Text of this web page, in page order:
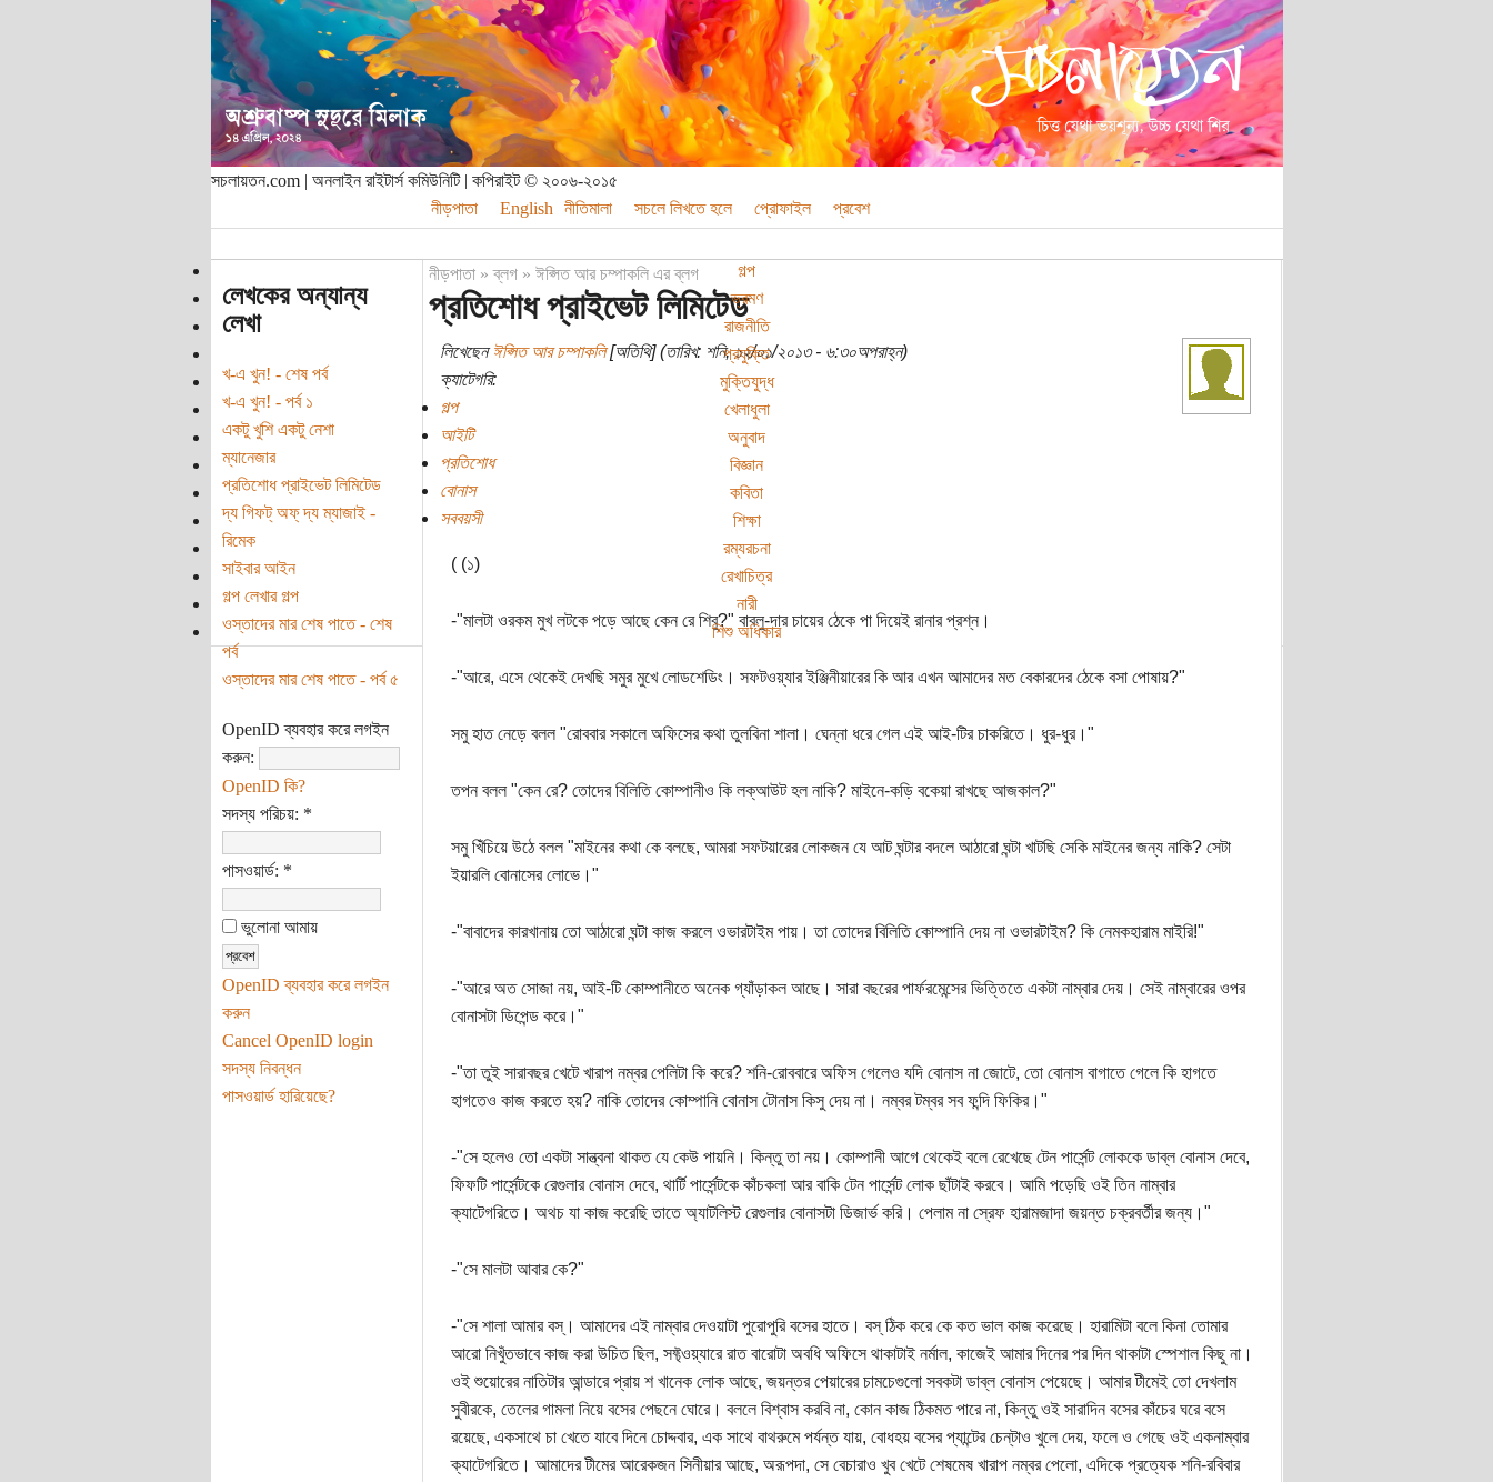
সচলায়তন.com | অনলাইন রাইটার্স কমিউনিটি | কপিরাইট © ২০০৬-২০১৫
নীড়পাতা
English নীতিমালা সচলে লিখতে হলে প্রোফাইল প্রবেশ
গল্প
ভ্রমণ
রাজনীতি
প্রযুক্তি
মুক্তিযুদ্ধ
খেলাধুলা
অনুবাদ
বিজ্ঞান
কবিতা
শিক্ষা
রম্যরচনা
রেখাচিত্র
নারী
শিশু অধিকার
লেখকের অন্যান্য
লেখা
খ-এ খুন! - শেষ পর্ব
খ-এ খুন! - পর্ব ১
একটু খুশি একটু নেশা
ম্যানেজার
প্রতিশোধ প্রাইভেট লিমিটেড
দ্য গিফট্‌ অফ্‌ দ্য ম্যাজাই -
রিমেক
সাইবার আইন
গল্প লেখার গল্প
ওস্তাদের মার শেষ পাতে - শেষ
পর্ব
ওস্তাদের মার শেষ পাতে - পর্ব ৫
OpenID ব্যবহার করে লগইন
করুন:
OpenID কি?
সদস্য পরিচয়: *
পাসওয়ার্ড: *
ভুলোনা আমায়
OpenID ব্যবহার করে লগইন
করুন
Cancel OpenID login
সদস্য নিবন্ধন
পাসওয়ার্ড হারিয়েছে?
নীড়পাতা»ব্লগ» ঈপ্সিত আর চম্পাকলি এর ব্লগ
প্রতিশোধ প্রাইভেট লিমিটেড
লিখেছেনঈপ্সিত আর চম্পাকলি[অতিথি] (তারিখ: শনি, ১২/০১/২০১৩ - ৬:৩০অপরাহ্ন)
ক্যাটেগরি:
গল্প
আইটি
প্রতিশোধ
বোনাস
সববয়সী
( (১)
-"মালটা ওরকম মুখ লটকে পড়ে আছে কেন রে শিবু?" বাবলু-দার চায়ের ঠেকে পা দিয়েই রানার প্রশ্ন।
-"আরে, এসে থেকেই দেখছি সমুর মুখে লোডশেডিং। সফটওয়্যার ইঞ্জিনীয়ারের কি আর এখন আমাদের মত বেকারদের ঠেকে বসা পোষায়?"
সমু হাত নেড়ে বলল "রোববার সকালে অফিসের কথা তুলবিনা শালা। ঘেন্না ধরে গেল এই আই-টির চাকরিতে। ধুর-ধুর।"
তপন বলল "কেন রে? তোদের বিলিতি কোম্পানীও কি লক্‌আউট হল নাকি? মাইনে-কড়ি বকেয়া রাখছে আজকাল?"
সমু খিঁচিয়ে উঠে বলল "মাইনের কথা কে বলছে, আমরা সফটয়ারের লোকজন যে আট ঘন্টার বদলে আঠারো ঘন্টা খাটছি সেকি মাইনের জন্য নাকি? সেটা
ইয়ারলি বোনাসের লোভে।"
-"বাবাদের কারখানায় তো আঠারো ঘন্টা কাজ করলে ওভারটাইম পায়। তা তোদের বিলিতি কোম্পানি দেয় না ওভারটাইম? কি নেমকহারাম মাইরি!"
-"আরে অত সোজা নয়, আই-টি কোম্পানীতে অনেক গ্যাঁড়াকল আছে। সারা বছরের পার্ফরমেন্সের ভিত্তিতে একটা নাম্বার দেয়। সেই নাম্বারের ওপর
বোনাসটা ডিপেন্ড করে।"
-"তা তুই সারাবছর খেটে খারাপ নম্বর পেলিটা কি করে? শনি-রোববারে অফিস গেলেও যদি বোনাস না জোটে, তো বোনাস বাগাতে গেলে কি হাগতে
হাগতেও কাজ করতে হয়? নাকি তোদের কোম্পানি বোনাস টোনাস কিসু দেয় না। নম্বর টম্বর সব ফন্দি ফিকির।"
-"সে হলেও তো একটা সান্ত্বনা থাকত যে কেউ পায়নি। কিন্তু তা নয়। কোম্পানী আগে থেকেই বলে রেখেছে টেন পার্সেন্ট লোককে ডাব্‌ল বোনাস দেবে,
ফিফটি পার্সেন্টকে রেগুলার বোনাস দেবে, থার্টি পার্সেন্টকে কাঁচকলা আর বাকি টেন পার্সেন্ট লোক ছাঁটাই করবে। আমি পড়েছি ওই তিন নাম্বার
ক্যাটেগরিতে। অথচ যা কাজ করেছি তাতে অ্যাটলিস্ট রেগুলার বোনাসটা ডিজার্ভ করি। পেলাম না স্রেফ হারামজাদা জয়ন্ত চক্রবর্তীর জন্য।"
-"সে মালটা আবার কে?"
-"সে শালা আমার বস্‌। আমাদের এই নাম্বার দেওয়াটা পুরোপুরি বসের হাতে। বস্‌ ঠিক করে কে কত ভাল কাজ করেছে। হারামিটা বলে কিনা তোমার
আরো নিখুঁতভাবে কাজ করা উচিত ছিল, সফ্ট্ওয়্যারে রাত বারোটা অবধি অফিসে থাকাটাই নর্মাল, কাজেই আমার দিনের পর দিন থাকাটা স্পেশাল কিছু না।
ওই শুয়োরের নাতিটার আন্ডারে প্রায় শ খানেক লোক আছে, জয়ন্তর পেয়ারের চামচেগুলো সবকটা ডাব্‌ল বোনাস পেয়েছে। আমার টীমেই তো দেখলাম
সুবীরকে, তেলের গামলা নিয়ে বসের পেছনে ঘোরে। বললে বিশ্বাস করবি না, কোন কাজ ঠিকমত পারে না, কিন্তু ওই সারাদিন বসের কাঁচের ঘরে বসে
রয়েছে, একসাথে চা খেতে যাবে দিনে চোদ্দবার, এক সাথে বাথরুমে পর্যন্ত যায়, বোধহয় বসের প্যান্টের চেন্‌টাও খুলে দেয়, ফলে ও গেছে ওই একনাম্বার
ক্যাটেগরিতে। আমাদের টীমের আরেকজন সিনীয়ার আছে, অরূপদা, সে বেচারাও খুব খেটে শেষমেষ খারাপ নম্বর পেলো, এদিকে প্রত্যেক শনি-রবিবার